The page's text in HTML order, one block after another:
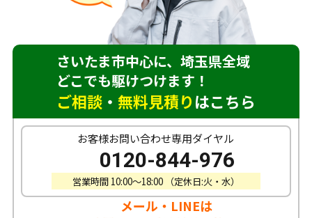
さいたま市中心に、埼玉県全域
どこでも駆けつけます！
ご相談 ・ 無料見積りはこちら
お客様お問い合わせ専用ダイヤル
0120-844-976
営業時間 10:00〜18:00 （定休日:火・水）
メール・LINEは